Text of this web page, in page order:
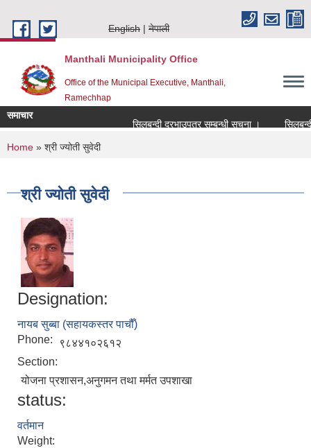
English
नेपाली
Manthali Municipality Office
Office of the Municipal Executive, Manthali,
Ramechhap
समाचार
सिलबन्दी दरभाउपत्र सम्बन्धी सूचना ।
सिलबन्दी
You are here
Home » श्री ज्योती सुवेदी
श्री ज्योती सुवेदी
Designation:
नायब सुब्बा (सहायकस्तर पाचौँ)
Phone:
९८४४१०२६१२
Section:
योजना प्रशासन,अनुगमन तथा मर्मत उपशाखा
status:
वर्तमान
Weight: